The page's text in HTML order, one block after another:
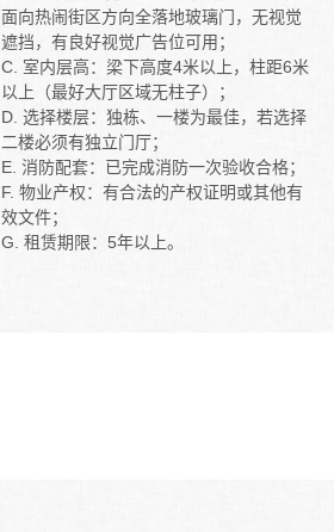
B. 外立门面：宽12米以上，高3米以上，
面向热闹街区方向全落地玻璃门，无视觉
遮挡，有良好视觉广告位可用；
C. 室内层高：梁下高度4米以上，柱距6米
以上（最好大厅区域无柱子）；
D. 选择楼层：独栋、一楼为最佳，若选择
二楼必须有独立门厅；
E. 消防配套：已完成消防一次验收合格；
F. 物业产权：有合法的产权证明或其他有
效文件；